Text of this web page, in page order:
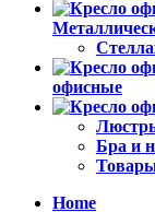
офисные
Бра и
Home